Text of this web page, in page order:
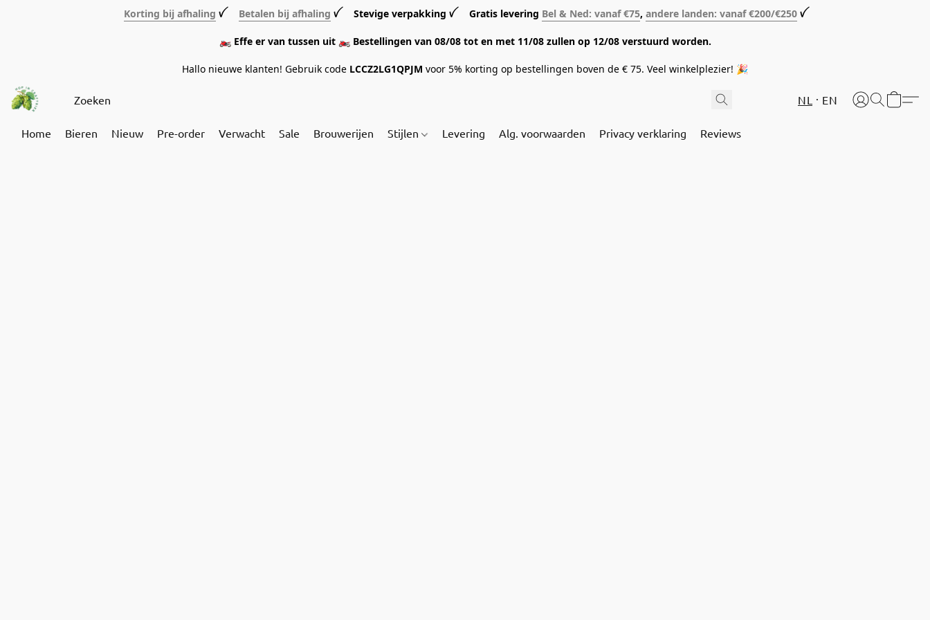
Korting bij afhaling ꪜ Betalen bij afhaling ꪜ Stevige verpakking ꪜ Gratis levering Bel & Ned: vanaf €75, andere landen: vanaf €200/€250 ꪜ
🏍️ Effe er van tussen uit 🏍️ Bestellingen van 08/08 tot en met 11/08 zullen op 12/08 verstuurd worden.
Hallo nieuwe klanten! Gebruik code LCCZ2LG1QPJM voor 5% korting op bestellingen boven de € 75. Veel winkelplezier! 🎉
NL EN
Home Bieren Nieuw Pre-order Verwacht Sale Brouwerijen Stijlen Levering Alg. voorwaarden Privacy verklaring Reviews